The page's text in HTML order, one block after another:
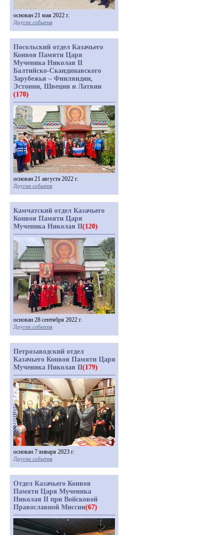
основан 21 мая 2022 г.
Другие события
Посольский отдел Казачьего
Конвоя Памяти Царя
Мученика Николая II
Балтийско-Скандинавского
Зарубежья – Финляндии,
Эстонии, Швеции и Латвии
(170)
основан 21 августа 2022 г.
Другие события
Камчатский отдел Казачьего
Конвоя Памяти Царя
Мученика Николая II(120)
основан 28 сентября 2022 г.
Другие события
Петрозаводский отдел
Казачьего Конвоя Памяти Царя
Мученика Николая II(179)
основан 7 января 2023 г.
Другие события
Отдел Казачьего Конвоя
Памяти Царя Мученика
Николая II при Войсковой
Православной Миссии(67)